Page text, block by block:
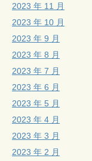
2023 年 11 月
2023 年 10 月
2023 年 9 月
2023 年 8 月
2023 年 7 月
2023 年 6 月
2023 年 5 月
2023 年 4 月
2023 年 3 月
2023 年 2 月